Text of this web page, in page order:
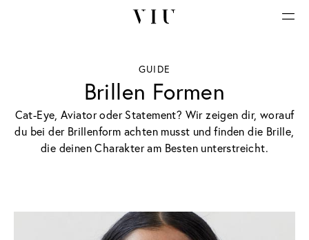
GUIDE
Brillen Formen
Cat-Eye, Aviator oder Statement? Wir zeigen dir, worauf
du bei der Brillenform achten musst und finden die Brille,
die deinen Charakter am Besten unterstreicht.